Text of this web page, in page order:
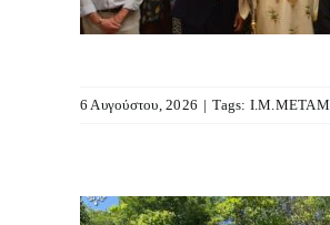
6 Αυγούστου, 2026 | Tags: